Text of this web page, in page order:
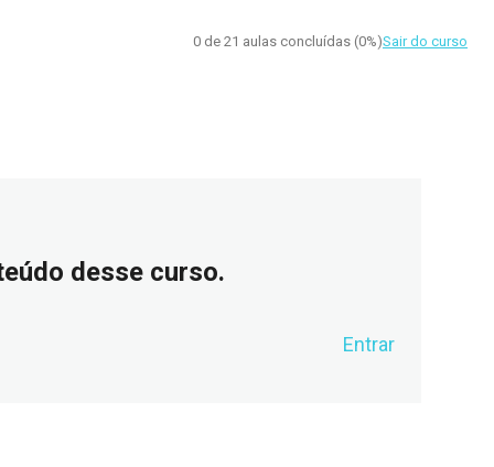
0 de 21 aulas concluídas (0%)Sair do curso
desse curso.
Entrar